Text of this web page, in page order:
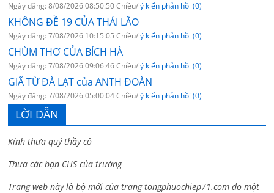
Ngày đăng: 8/08/2026 08:50:50 Chiều/ý kiến phản hồi (0)
KHÔNG ĐỀ 19 CỦA THÁI LÃO
Ngày đăng: 7/08/2026 10:15:05 Chiều/ý kiến phản hồi (0)
CHÙM THƠ CỦA BÍCH HÀ
Ngày đăng: 7/08/2026 09:06:46 Chiều/ý kiến phản hồi (0)
GIÃ TỪ ĐÀ LẠT của ANTH ĐOÀN
Ngày đăng: 7/08/2026 05:00:04 Chiều/ý kiến phản hồi (0)
LỜI DẪN
Kính thưa quý thầy cô
Thưa các bạn CHS của trường
Trang web này là bộ mới của trang tongphuochiep71.com do một